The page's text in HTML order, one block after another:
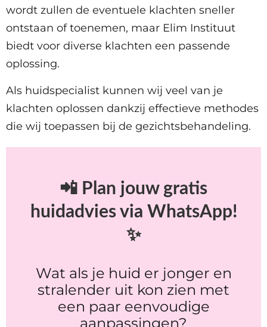
wordt zullen de eventuele klachten sneller
ontstaan of toenemen, maar Elim Instituut
biedt voor diverse klachten een passende
oplossing.
Als huidspecialist kunnen wij veel van je
klachten oplossen dankzij effectieve methodes
die wij toepassen bij de gezichtsbehandeling.
📲 Plan jouw gratis
huidadvies via WhatsApp!
✨
Wat als je huid er jonger en
stralender uit kon zien met
een paar eenvoudige
aanpassingen?